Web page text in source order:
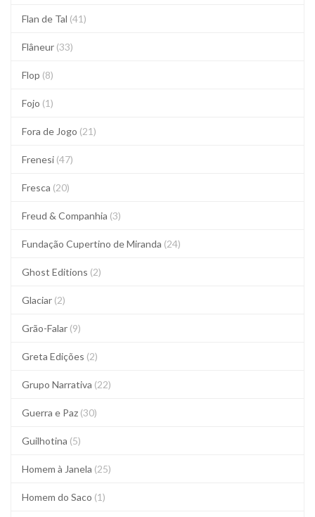
Flan de Tal (41)
Flâneur (33)
Flop (8)
Fojo (1)
Fora de Jogo (21)
Frenesi (47)
Fresca (20)
Freud & Companhia (3)
Fundação Cupertino de Miranda (24)
Ghost Editions (2)
Glaciar (2)
Grão-Falar (9)
Greta Edições (2)
Grupo Narrativa (22)
Guerra e Paz (30)
Guilhotina (5)
Homem à Janela (25)
Homem do Saco (1)